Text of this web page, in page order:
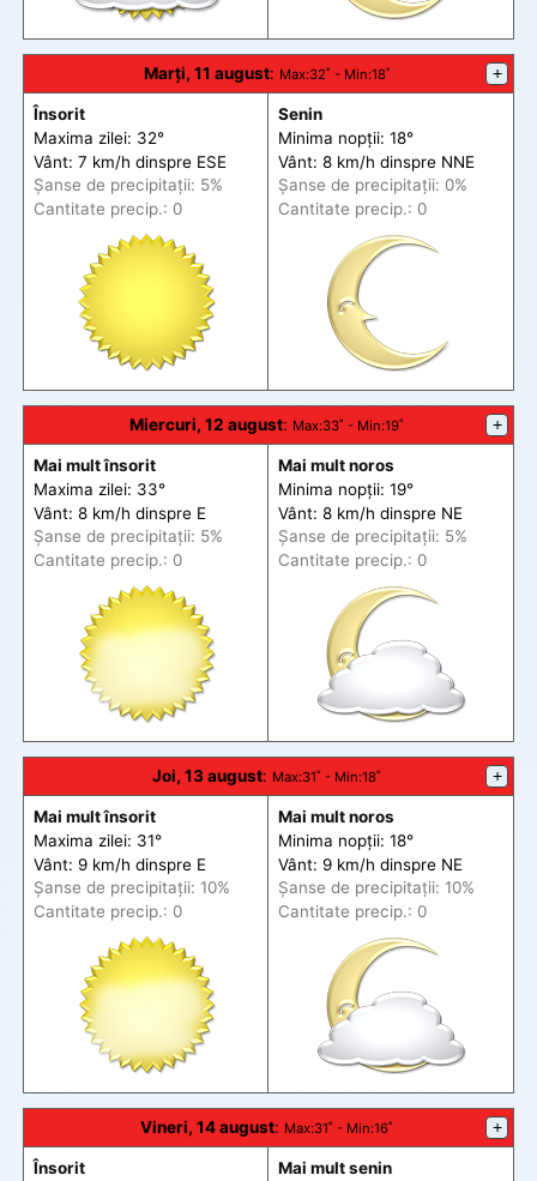
Marți, 11 august: Max:32˚ - Min:18˚ +
Însorit
Maxima zilei: 32°
Vânt: 7 km/h dinspre ESE
Șanse de precipitații: 5%
Cantitate precip.: 0
Senin
Minima nopții: 18°
Vânt: 8 km/h dinspre NNE
Șanse de precipitații: 0%
Cantitate precip.: 0
Miercuri, 12 august: Max:33˚ - Min:19˚ +
Mai mult însorit
Maxima zilei: 33°
Vânt: 8 km/h dinspre E
Șanse de precipitații: 5%
Cantitate precip.: 0
Mai mult noros
Minima nopții: 19°
Vânt: 8 km/h dinspre NE
Șanse de precipitații: 5%
Cantitate precip.: 0
Joi, 13 august: Max:31˚ - Min:18˚ +
Mai mult însorit
Maxima zilei: 31°
Vânt: 9 km/h dinspre E
Șanse de precipitații: 10%
Cantitate precip.: 0
Mai mult noros
Minima nopții: 18°
Vânt: 9 km/h dinspre NE
Șanse de precipitații: 10%
Cantitate precip.: 0
Vineri, 14 august: Max:31˚ - Min:16˚ +
Însorit
Mai mult senin